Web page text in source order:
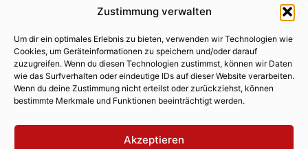
Zustimmung verwalten
Um dir ein optimales Erlebnis zu bieten, verwenden wir Technologien wie
Cookies, um Geräteinformationen zu speichern und/oder darauf
zuzugreifen. Wenn du diesen Technologien zustimmst, können wir Daten
wie das Surfverhalten oder eindeutige IDs auf dieser Website verarbeiten.
Wenn du deine Zustimmung nicht erteilst oder zurückziehst, können
bestimmte Merkmale und Funktionen beeinträchtigt werden.
Akzeptieren
Fotoservice
Videoservice
Werbung
Contenterstellung
Lokalnachrichten
Lokalfernsehen